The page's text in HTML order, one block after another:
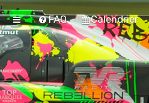
FAQ Calendrier